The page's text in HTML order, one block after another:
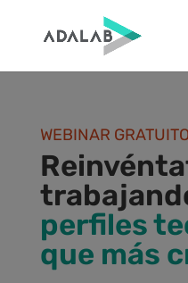
WEBINAR
perfiles
que más